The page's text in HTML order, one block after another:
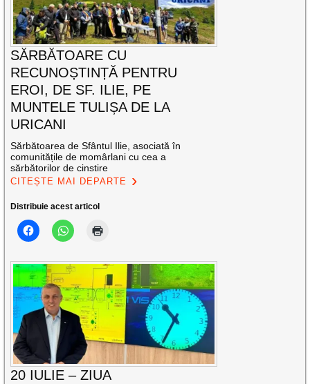
SĂRBĂTOARE CU
RECUNOȘTINȚĂ PENTRU
EROI, DE SF. ILIE, PE
MUNTELE TULIȘA DE LA
URICANI
Sărbătoarea de Sfântul Ilie, asociată în
comunitățile de momârlani cu cea a
sărbătorilor de cinstire
CITEȘTE MAI DEPARTE
Distribuie acest articol
20 IULIE – ZIUA